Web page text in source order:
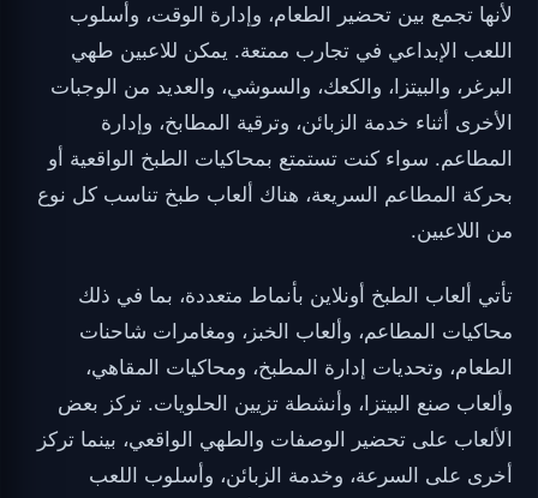
لأنها تجمع بين تحضير الطعام، وإدارة الوقت، وأسلوب
اللعب الإبداعي في تجارب ممتعة. يمكن للاعبين طهي
البرغر، والبيتزا، والكعك، والسوشي، والعديد من الوجبات
الأخرى أثناء خدمة الزبائن، وترقية المطابخ، وإدارة
المطاعم. سواء كنت تستمتع بمحاكيات الطبخ الواقعية أو
بحركة المطاعم السريعة، هناك ألعاب طبخ تناسب كل نوع
من اللاعبين.
تأتي ألعاب الطبخ أونلاين بأنماط متعددة، بما في ذلك
محاكيات المطاعم، وألعاب الخبز، ومغامرات شاحنات
الطعام، وتحديات إدارة المطبخ، ومحاكيات المقاهي،
وألعاب صنع البيتزا، وأنشطة تزيين الحلويات. تركز بعض
الألعاب على تحضير الوصفات والطهي الواقعي، بينما تركز
أخرى على السرعة، وخدمة الزبائن، وأسلوب اللعب